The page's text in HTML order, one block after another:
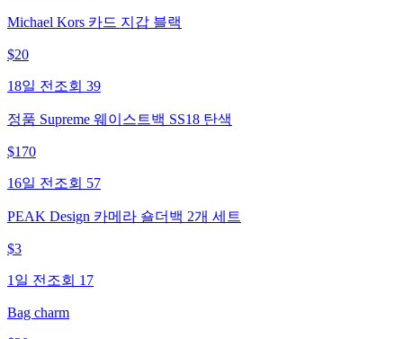
Michael Kors 카드 지갑 블랙
$20
18일 전 조회 39
정품 Supreme 웨이스트백 SS18 탄색
$170
16일 전 조회 57
PEAK Design 카메라 숄더백 2개 세트
$3
1일 전 조회 17
Bag charm